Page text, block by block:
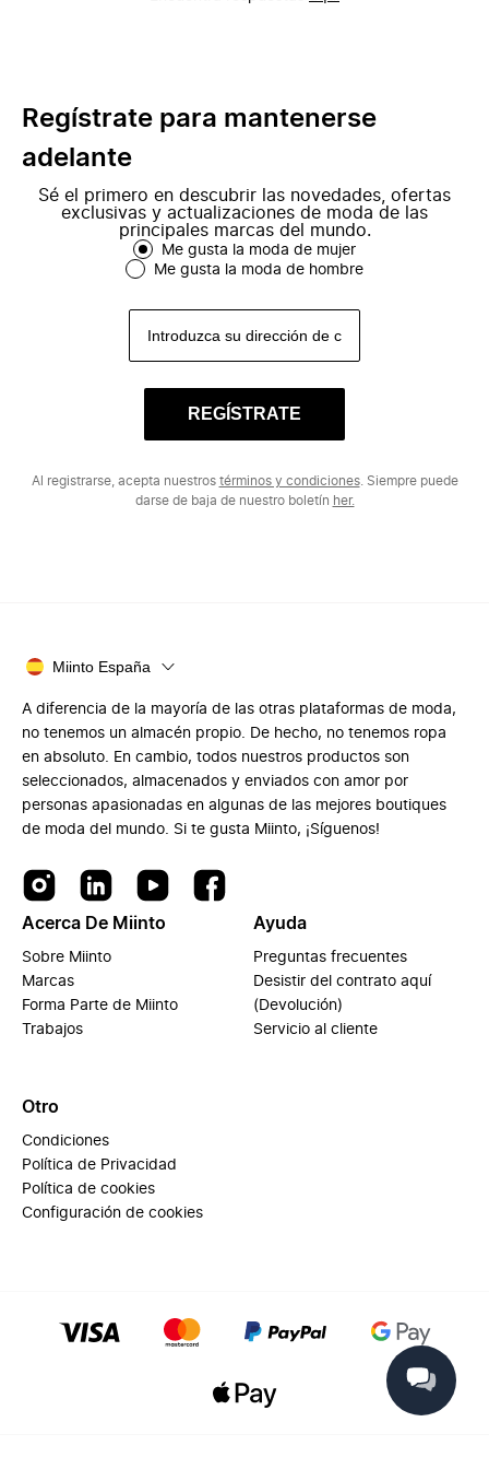
continente.
Regístrate para mantenerse
adelante
Sé el primero en descubrir las novedades, ofertas
exclusivas y actualizaciones de moda de las
principales marcas del mundo.
Me gusta la moda de mujer
Me gusta la moda de hombre
REGÍSTRATE
Al registrarse, acepta nuestros términos y condiciones. Siempre puede
darse de baja de nuestro boletín her.
Miinto España
A diferencia de la mayoría de las otras plataformas de moda,
no tenemos un almacén propio. De hecho, no tenemos ropa
en absoluto. En cambio, todos nuestros productos son
seleccionados, almacenados y enviados con amor por
personas apasionadas en algunas de las mejores boutiques
de moda del mundo. Si te gusta Miinto, ¡Síguenos!
Acerca De Miinto
Sobre Miinto
Marcas
Forma Parte de Miinto
Trabajos
Ayuda
Preguntas frecuentes
Desistir del contrato aquí
(Devolución)
Servicio al cliente
Otro
Condiciones
Política de Privacidad
Política de cookies
Configuración de cookies